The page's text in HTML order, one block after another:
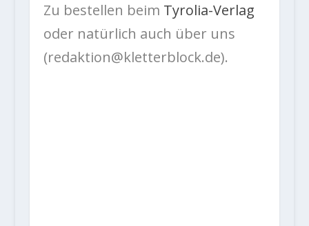
Zu bestellen beim Tyrolia-Verlag
oder natürlich auch über uns
(redaktion@kletterblock.de).